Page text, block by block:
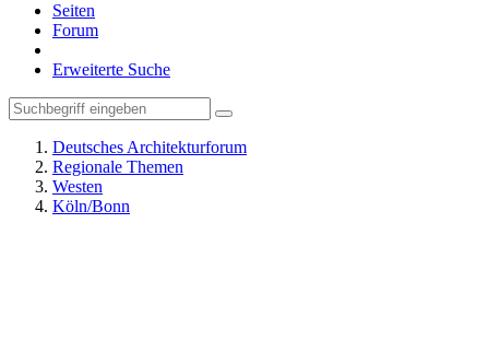
Seiten
Forum
Erweiterte Suche
Deutsches Architekturforum
Regionale Themen
Westen
Köln/Bonn